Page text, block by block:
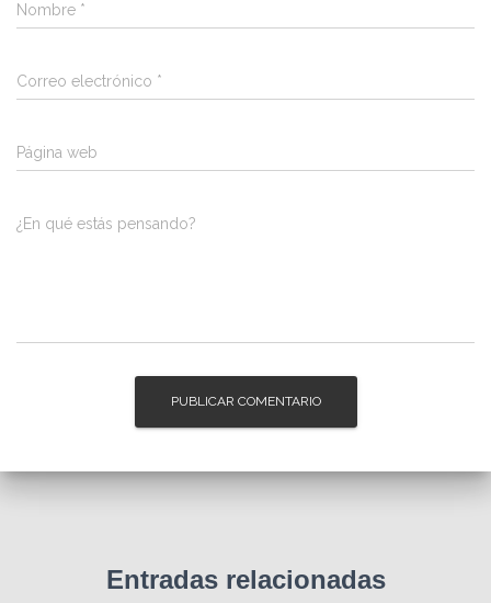
Nombre *
Correo electrónico *
Página web
¿En qué estás pensando?
Entradas relacionadas